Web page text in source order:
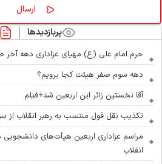
پربازدیدها
حرم امام علی (ع) مهیای عزاداری دهه آخر
دهه سوم صفر هیئت کجا برویم؟
آقا نخستین زائر این اربعین شد+فیلم
تکذیب نقل قول منتسب به رهبر انقلاب از
مراسم عزاداری اربعین هیأت‌های دانشجویی
انقلاب